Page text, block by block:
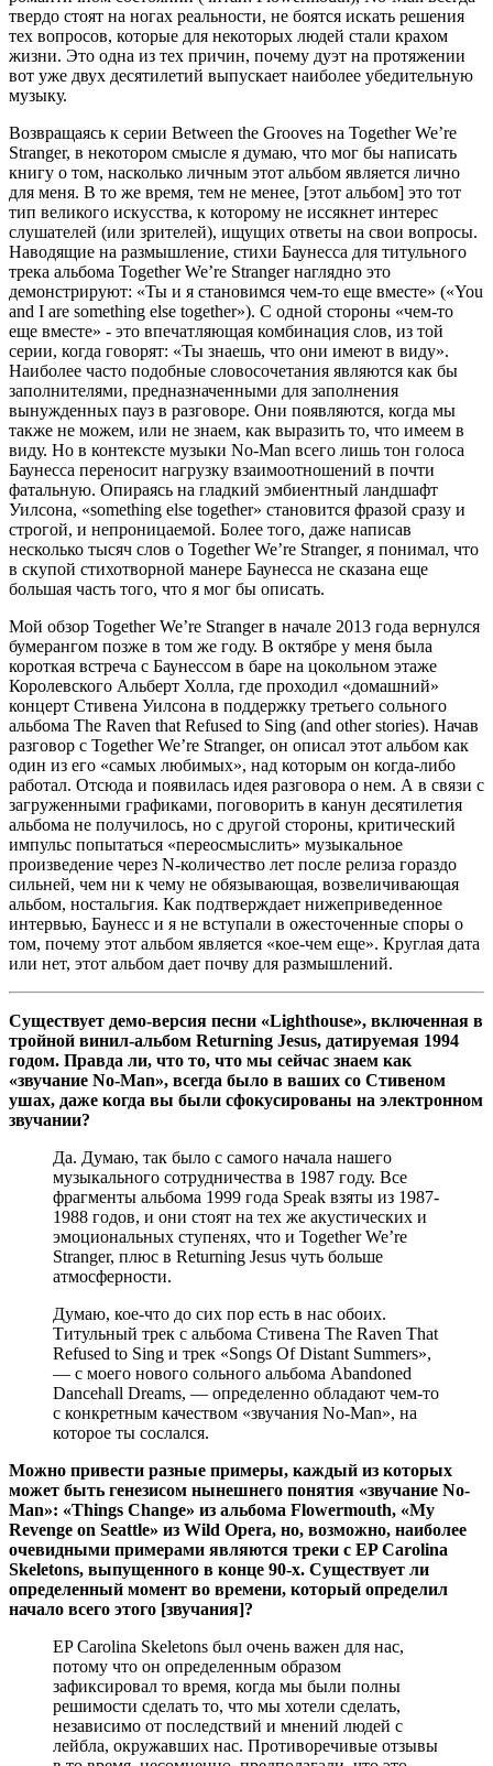
твердо стоят на ногах реальности, не боятся искать решения
тех вопросов, которые для некоторых людей стали крахом
жизни. Это одна из тех причин, почему дуэт на протяжении
вот уже двух десятилетий выпускает наиболее убедительную
музыку.
Возвращаясь к серии Between the Grooves на Together We’re
Stranger, в некотором смысле я думаю, что мог бы написать
книгу о том, насколько личным этот альбом является лично
для меня. В то же время, тем не менее, [этот альбом] это тот
тип великого искусства, к которому не иссякнет интерес
слушателей (или зрителей), ищущих ответы на свои вопросы.
Наводящие на размышление, стихи Баунесса для титульного
трека альбома Together We’re Stranger наглядно это
демонстрируют: «Ты и я становимся чем-то еще вместе» («You
and I are something else together»). С одной стороны «чем-то
еще вместе» - это впечатляющая комбинация слов, из той
серии, когда говорят: «Ты знаешь, что они имеют в виду».
Наиболее часто подобные словосочетания являются как бы
заполнителями, предназначенными для заполнения
вынужденных пауз в разговоре. Они появляются, когда мы
также не можем, или не знаем, как выразить то, что имеем в
виду. Но в контексте музыки No-Man всего лишь тон голоса
Баунесса переносит нагрузку взаимоотношений в почти
фатальную. Опираясь на гладкий эмбиентный ландшафт
Уилсона, «something else together» становится фразой сразу и
строгой, и непроницаемой. Более того, даже написав
несколько тысяч слов о Together We’re Stranger, я понимал, что
в скупой стихотворной манере Баунесса не сказана еще
большая часть того, что я мог бы описать.
Мой обзор Together We’re Stranger в начале 2013 года вернулся
бумерангом позже в том же году. В октябре у меня была
короткая встреча с Баунессом в баре на цокольном этаже
Королевского Альберт Холла, где проходил «домашний»
концерт Стивена Уилсона в поддержку третьего сольного
альбома The Raven that Refused to Sing (and other stories). Начав
разговор с Together We’re Stranger, он описал этот альбом как
один из его «самых любимых», над которым он когда-либо
работал. Отсюда и появилась идея разговора о нем. А в связи с
загруженными графиками, поговорить в канун десятилетия
альбома не получилось, но с другой стороны, критический
импульс попытаться «переосмыслить» музыкальное
произведение через N-количество лет после релиза гораздо
сильней, чем ни к чему не обязывающая, возвеличивающая
альбом, ностальгия. Как подтверждает нижеприведенное
интервью, Баунесс и я не вступали в ожесточенные споры о
том, почему этот альбом является «кое-чем еще». Круглая дата
или нет, этот альбом дает почву для размышлений.
Существует демо-версия песни «Lighthouse», включенная в
тройной винил-альбом Returning Jesus, датируемая 1994
годом. Правда ли, что то, что мы сейчас знаем как
«звучание No-Man», всегда было в ваших со Стивеном
ушах, даже когда вы были сфокусированы на электронном
звучании?
Да. Думаю, так было с самого начала нашего
музыкального сотрудничества в 1987 году. Все
фрагменты альбома 1999 года Speak взяты из 1987-
1988 годов, и они стоят на тех же акустических и
эмоциональных ступенях, что и Together We’re
Stranger, плюс в Returning Jesus чуть больше
атмосферности.
Думаю, кое-что до сих пор есть в нас обоих.
Титульный трек с альбома Стивена The Raven That
Refused to Sing и трек «Songs Of Distant Summers»,
— с моего нового сольного альбома Abandoned
Dancehall Dreams, — определенно обладают чем-то
с конкретным качеством «звучания No-Man», на
которое ты сослался.
Можно привести разные примеры, каждый из которых
может быть генезисом нынешнего понятия «звучание No-
Man»: «Things Change» из альбома Flowermouth, «My
Revenge on Seattle» из Wild Opera, но, возможно, наиболее
очевидными примерами являются треки с EP Carolina
Skeletons, выпущенного в конце 90-х. Существует ли
определенный момент во времени, который определил
начало всего этого [звучания]?
EP Carolina Skeletons был очень важен для нас,
потому что он определенным образом
зафиксировал то время, когда мы были полны
решимости сделать то, что мы хотели сделать,
независимо от последствий и мнений людей с
лейбла, окружавших нас. Противоречивые отзывы